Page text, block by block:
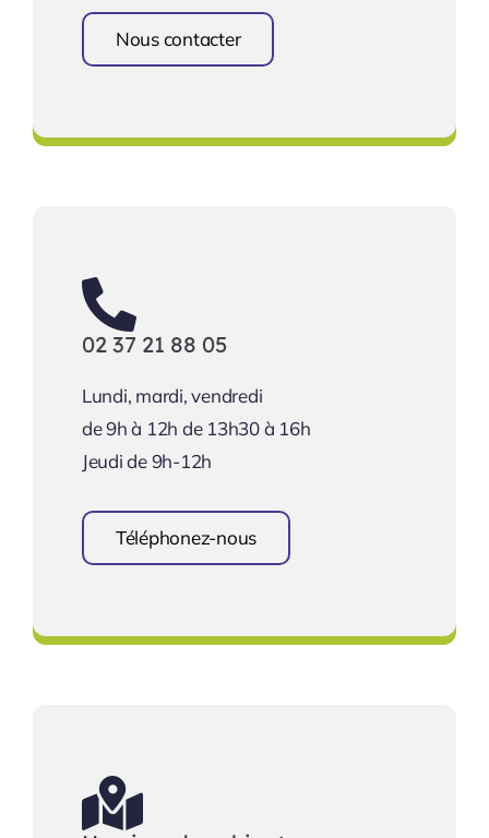
Nous contacter
02 37 21 88 05
Lundi, mardi, vendredi
de 9h à 12h de 13h30 à 16h
Jeudi de 9h-12h
Téléphonez-nous